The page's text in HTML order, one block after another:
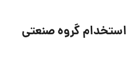
گروه صنعتی